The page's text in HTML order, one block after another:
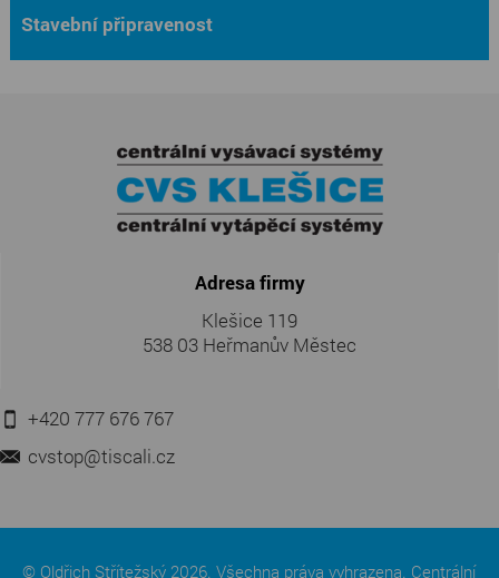
Stavební připravenost
Adresa firmy
Klešice 119
538 03 Heřmanův Městec
+420 777 676 767
cvstop@tiscali.cz
© Oldřich Střítežský 2026. Všechna práva vyhrazena. Centrální